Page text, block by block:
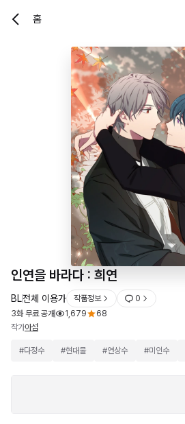
홈
인연을 바라다 : 희연
BL전체 이용가 작품정보
0
3화 무료 공개
1,679
68
작가아섬
#다정수 #현대물 #연상수 #미인수